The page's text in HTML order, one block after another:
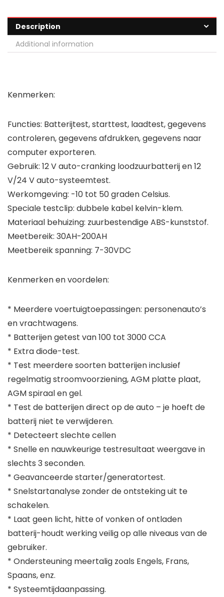
Description
Additional information
Kenmerken:
Functies: Batterijtest, starttest, laadtest, gegevens
controleren, gegevens afdrukken, gegevens naar
computer exporteren.
Gebruik: 12 V auto-cranking loodzuurbatterij en 12
V/24 V auto-systeemtest.
Werkomgeving: -10 tot 50 graden Celsius.
Speciale testclip: dubbele kabel kelvin-klem.
Materiaal behuizing: zuurbestendige ABS-kunststof.
Meetbereik: 30AH-200AH
Meetbereik spanning: 7-30VDC
Kenmerken en voordelen:
* Meerdere voertuigtoepassingen: personenauto’s
en vrachtwagens.
* Batterijen getest van 100 tot 3000 CCA
* Extra diode-test.
* Test meerdere soorten batterijen inclusief
regelmatig stroomvoorziening, AGM platte plaat,
AGM spiraal en gel.
* Test de batterijen direct op de auto – je hoeft de
batterij niet te verwijderen.
* Detecteert slechte cellen
* Snelle en nauwkeurige testresultaat weergave in
slechts 3 seconden.
* Geavanceerde starter/generatortest.
* Snelstartanalyse zonder de ontsteking uit te
schakelen.
* Laat geen licht, hitte of vonken of ontladen
batterij-houdt werking veilig op alle niveaus van de
gebruiker.
* Ondersteuning meertalig zoals Engels, Frans,
Spaans, enz.
* Systeemtijdaanpassing.